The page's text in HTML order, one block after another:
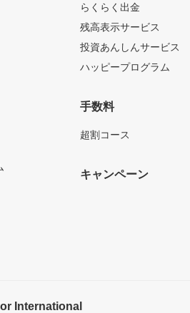
らくらく出金
残高表示サービス
投資あんしんサービス
ハッピープログラム
手数料
超割コース
キャンペーン
International